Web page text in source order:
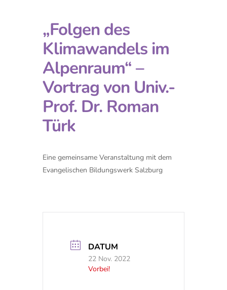
„Folgen des
Klimawandels im
Alpenraum“ –
Vortrag von Univ.-
Prof. Dr. Roman
Türk
Eine gemeinsame Veranstaltung mit dem
Evangelischen Bildungswerk Salzburg
DATUM
22 Nov. 2022
Vorbei!